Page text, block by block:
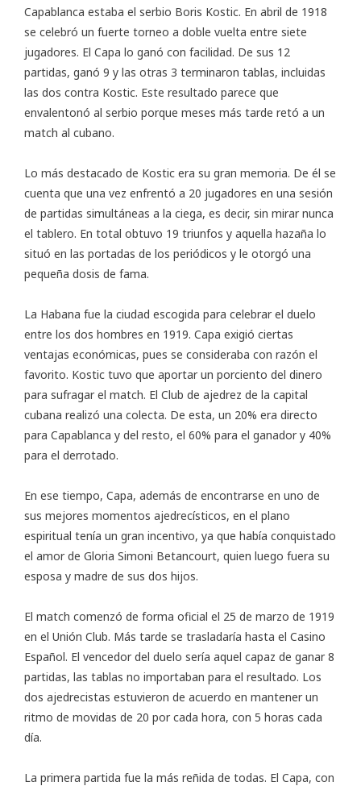
Capablanca estaba el serbio Boris Kostic. En abril de 1918
se celebró un fuerte torneo a doble vuelta entre siete
jugadores. El Capa lo ganó con facilidad. De sus 12
partidas, ganó 9 y las otras 3 terminaron tablas, incluidas
las dos contra Kostic. Este resultado parece que
envalentonó al serbio porque meses más tarde retó a un
match al cubano.
Lo más destacado de Kostic era su gran memoria. De él se
cuenta que una vez enfrentó a 20 jugadores en una sesión
de partidas simultáneas a la ciega, es decir, sin mirar nunca
el tablero. En total obtuvo 19 triunfos y aquella hazaña lo
situó en las portadas de los periódicos y le otorgó una
pequeña dosis de fama.
La Habana fue la ciudad escogida para celebrar el duelo
entre los dos hombres en 1919. Capa exigió ciertas
ventajas económicas, pues se consideraba con razón el
favorito. Kostic tuvo que aportar un porciento del dinero
para sufragar el match. El Club de ajedrez de la capital
cubana realizó una colecta. De esta, un 20% era directo
para Capablanca y del resto, el 60% para el ganador y 40%
para el derrotado.
En ese tiempo, Capa, además de encontrarse en uno de
sus mejores momentos ajedrecísticos, en el plano
espiritual tenía un gran incentivo, ya que había conquistado
el amor de Gloria Simoni Betancourt, quien luego fuera su
esposa y madre de sus dos hijos.
El match comenzó de forma oficial el 25 de marzo de 1919
en el Unión Club. Más tarde se trasladaría hasta el Casino
Español. El vencedor del duelo sería aquel capaz de ganar 8
partidas, las tablas no importaban para el resultado. Los
dos ajedrecistas estuvieron de acuerdo en mantener un
ritmo de movidas de 20 por cada hora, con 5 horas cada
día.
La primera partida fue la más reñida de todas. El Capa, con